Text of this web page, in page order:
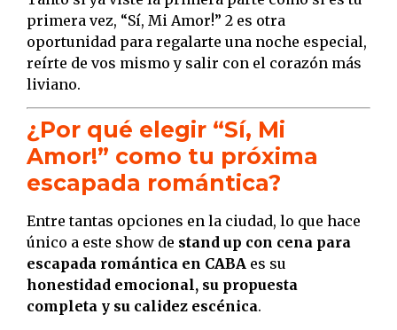
primera vez, “Sí, Mi Amor!” 2 es otra
oportunidad para regalarte una noche especial,
reírte de vos mismo y salir con el corazón más
liviano.
¿Por qué elegir “Sí, Mi
Amor!” como tu próxima
escapada romántica?
Entre tantas opciones en la ciudad, lo que hace
único a este show de stand up con cena para
escapada romántica en CABA es su
honestidad emocional, su propuesta
completa y su calidez escénica.